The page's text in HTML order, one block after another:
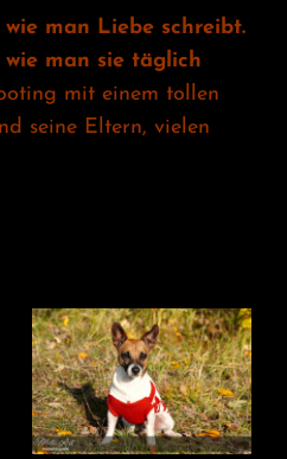
man Liebe schreibt.
man sie täglich
mit einem tollen
seine Eltern, vielen